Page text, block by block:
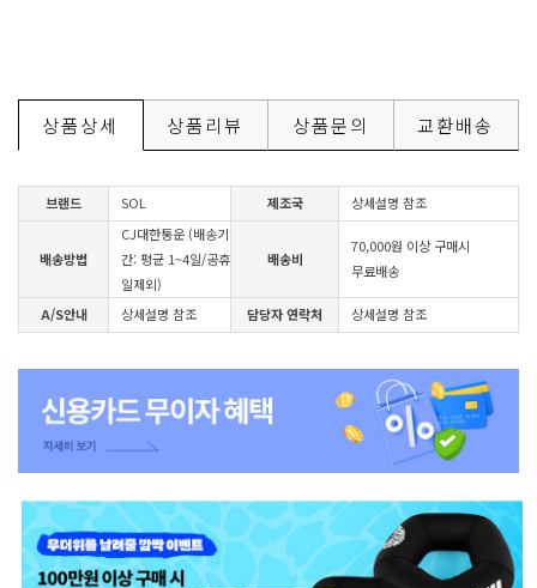
상품상세 상품리뷰 상품문의 교환배송
브랜드 SOL 제조국 상세설명 참조
배송방법
CJ대한통운 (배송기
간: 평균 1~4일/공휴
일제외)
배송비
70,000원 이상 구매시
무료배송
A/S안내 상세설명 참조 담당자 연락처 상세설명 참조